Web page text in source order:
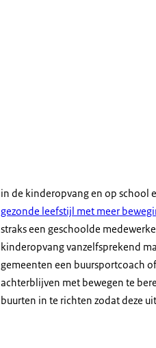
in de kinderopvang en op school
gezonde leefstijl met meer
straks een geschoolde
kinderopvang vanzelfsprekend
gemeenten een buursportcoach
achterblijven met bewegen te
buurten in te richten zodat deze